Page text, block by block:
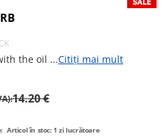
the oil ...Citiți mai mult
14.20 €
Articol în stoc: 1 zi lucrătoare